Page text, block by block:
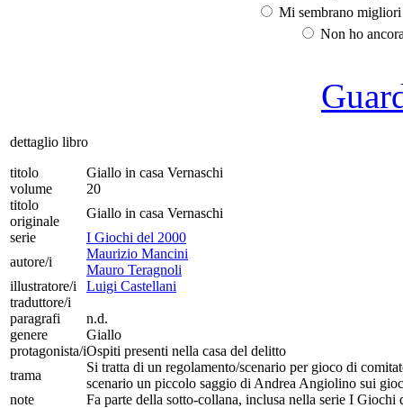
Mi sembrano
Non ho
dettaglio libro
titolo
Giallo in casa Vernaschi
volume
20
titolo
originale
Giallo in casa Vernaschi
serie
I Giochi del 2000
autore/i
Maurizio Mancini
Mauro Teragnoli
illustratore/i
Luigi Castellani
traduttore/i
paragrafi
n.d.
genere
Giallo
protagonista/iOspiti presenti nella casa del delitto
trama
Si tratta di un regolamento/scenario per gioco di
scenario un piccolo saggio di Andrea Angiolino sui
note
Fa parte della sotto-collana, inclusa nella serie I